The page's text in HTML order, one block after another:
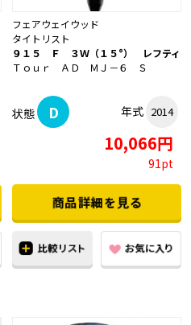
フェアウェイウッド
タイトリスト
９１５ Ｆ ３Ｗ（１５°） レフティ
Ｔｏｕｒ ＡＤ ＭＪ－６ Ｓ
状態 D 年式 2014
10,066円
91pt